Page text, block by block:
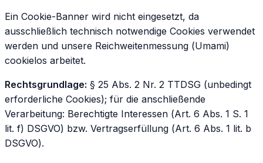
Ein Cookie-Banner wird nicht eingesetzt, da
ausschließlich technisch notwendige Cookies verwendet
werden und unsere Reichweitenmessung (Umami)
cookielos arbeitet.
Rechtsgrundlage: § 25 Abs. 2 Nr. 2 TTDSG (unbedingt
erforderliche Cookies); für die anschließende
Verarbeitung: Berechtigte Interessen (Art. 6 Abs. 1 S. 1
lit. f) DSGVO) bzw. Vertragserfüllung (Art. 6 Abs. 1 lit. b
DSGVO).